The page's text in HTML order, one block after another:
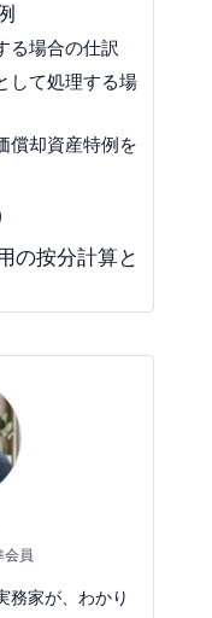
る場合の仕訳
して処理する場
償却資産特例を
の按分計算と
会員
務家が、わかり